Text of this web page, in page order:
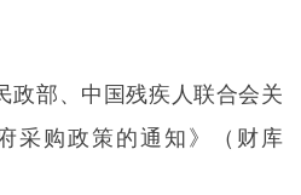
政部、中国残疾人联合会关
采购政策的通知》（财库